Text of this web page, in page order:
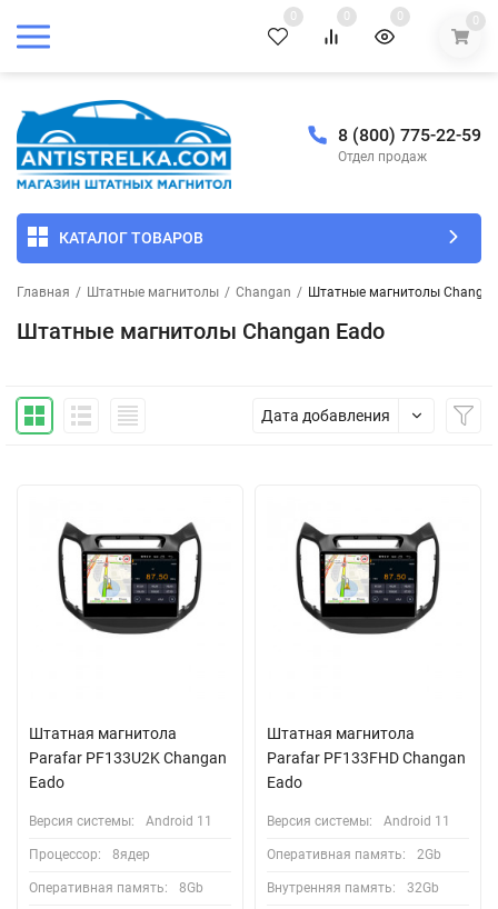
0 0 0 0
8 (800) 775-22-59
Отдел продаж
КАТАЛОГ ТОВАРОВ
Главная / Штатные магнитолы / Changan / Штатные магнитолы
Штатные магнитолы Changan Eado
Дата добавления
Штатная магнитола
Parafar PF133U2K Changan
Eado
Версия системы: Android 11
Процессор: 8ядер
Оперативная память: 8Gb
Штатная магнитола
Parafar PF133FHD Changan
Eado
Версия системы: Android 11
Оперативная память: 2Gb
Внутренняя память: 32Gb